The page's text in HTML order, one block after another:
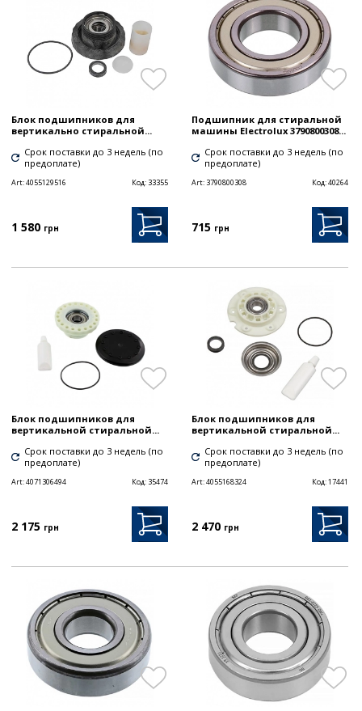
Блок подшипников для
вертикально стиральной...
Срок поставки до 3 недель (по
предоплате)
Art:4055129516 Код: 33355
1 580 грн
Подшипник для стиральной
машины Electrolux 3790800308...
Срок поставки до 3 недель (по
предоплате)
Art: 3790800308 Код:40264
715 грн
Блок подшипников для
вертикальной стиральной...
Срок поставки до 3 недель (по
предоплате)
Art:4071306494 Код: 35474
2 175 грн
Блок подшипников для
вертикальной стиральной...
Срок поставки до 3 недель (по
предоплате)
Art:4055168324 Код:17441
2 470 грн